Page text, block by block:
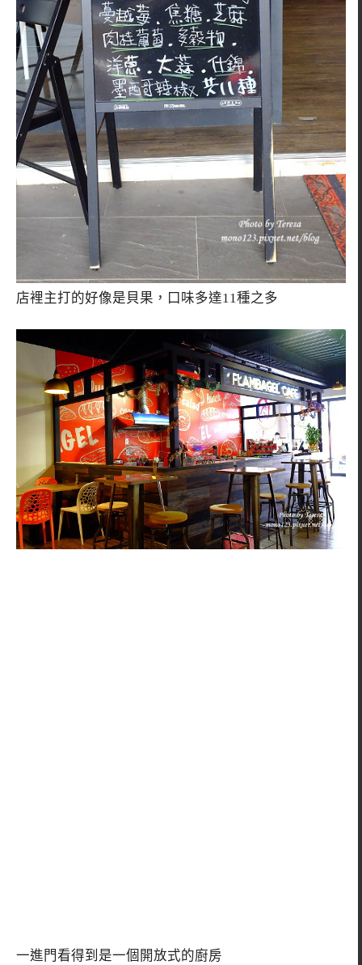
店裡主打的好像是貝果，口味多達11種之多
一進門看得到是一個開放式的廚房